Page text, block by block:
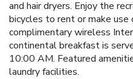
and hair dryers. Enjoy the
bicycles to rent or make use
complimentary wireless
continental breakfast is
10:00 AM. Featured
laundry facilities.